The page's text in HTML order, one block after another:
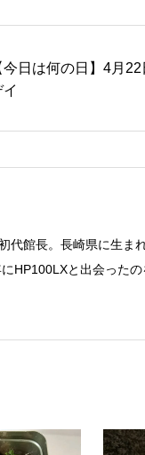
今日は何の日】4月
イ
代館長。長崎県に生ま
HP100LXと出会ったの
り、1997年に上京して
、導入事例などBtoB